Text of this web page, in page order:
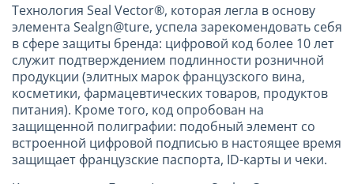
Технология Seal Vector®, которая легла в основу
элемента Sealgn@ture, успела зарекомендовать себя
в сфере защиты бренда: цифровой код более 10 лет
служит подтверждением подлинности розничной
продукции (элитных марок французского вина,
косметики, фармацевтических товаров, продуктов
питания). Кроме того, код опробован на
защищенной полиграфии: подобный элемент со
встроенной цифровой подписью в настоящее время
защищает французские паспорта, ID-карты и чеки.